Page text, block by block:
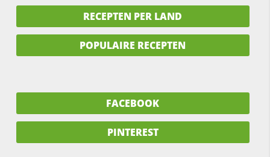
RECEPTEN PER LAND
POPULAIRE RECEPTEN
FACEBOOK
PINTEREST